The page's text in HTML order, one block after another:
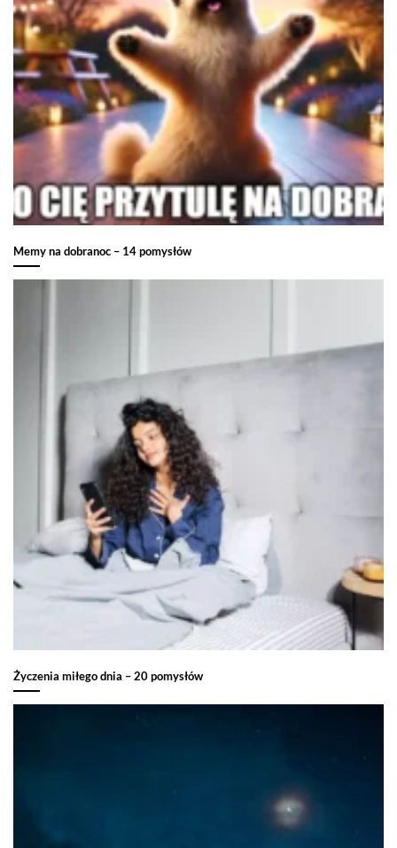
Memy na dobranoc – 14 pomysłów
Życzenia miłego dnia – 20 pomysłów